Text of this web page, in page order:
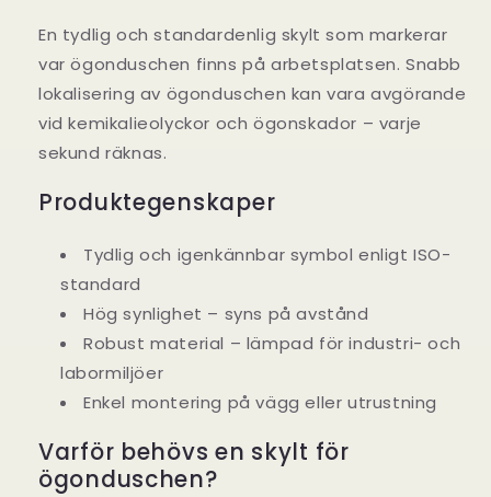
En tydlig och standardenlig skylt som markerar
var ögonduschen finns på arbetsplatsen. Snabb
lokalisering av ögonduschen kan vara avgörande
vid kemikalieolyckor och ögonskador – varje
sekund räknas.
Produktegenskaper
Tydlig och igenkännbar symbol enligt ISO-
standard
Hög synlighet – syns på avstånd
Robust material – lämpad för industri- och
labormiljöer
Enkel montering på vägg eller utrustning
Varför behövs en skylt för
ögonduschen?